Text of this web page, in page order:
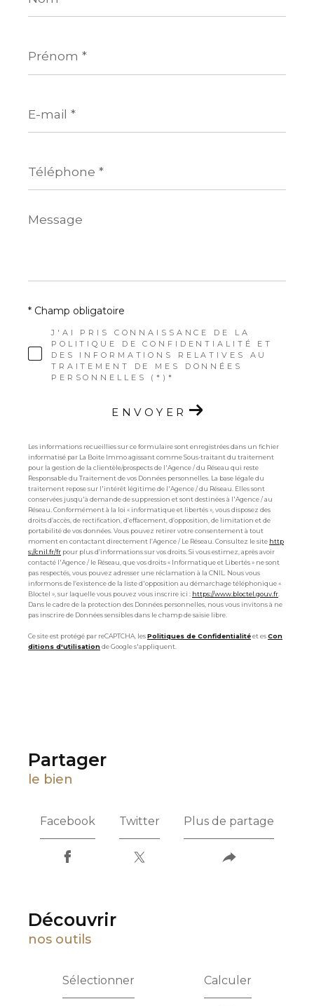
*
mail
*
*
Message
*
J'AI PRIS CONNAISSANCE DE LA
POLITIQUE DE CONFIDENTIALITÉ ET
DES INFORMATIONS RELATIVES AU
TRAITEMENT DE MES DONNÉES
PERSONNELLES (*)*
* Champ obligatoire
ENVOYER
Les informations recueillies sur ce formulaire sont enregistrées dans un fichier
informatisé par La Boite Immo agissant comme Sous-traitant du traitement
pour la gestion de la clientèle/prospects de l'Agence / du Réseau qui reste
Responsable du Traitement de vos Données personnelles. La base légale du
traitement repose sur l'intérêt légitime de l'Agence / du Réseau. Elles sont
conservées jusqu'à demande de suppression et sont destinées à l'Agence / au
Réseau. Conformément à la loi « informatique et libertés », vous disposez des
droits d’accès, de rectification, d’effacement, d’opposition, de limitation et de
portabilité de vos données. Vous pouvez retirer votre consentement à tout
moment en contactant directement l’Agence / Le Réseau. Consultez le site http
s://cnil.fr/fr pour plus d’informations sur vos droits. Si vous estimez, après avoir
contacté l'Agence / le Réseau, que vos droits « Informatique et Libertés » ne sont
pas respectés, vous pouvez adresser une réclamation à la CNIL. Nous vous
informons de l’existence de la liste d'opposition au démarchage téléphonique «
Bloctel », sur laquelle vous pouvez vous inscrire ici : https://www.bloctel.gouv.fr.
Dans le cadre de la protection des Données personnelles, nous vous invitons à ne
pas inscrire de Données sensibles dans le champ de saisie libre.
Ce site est protégé par reCAPTCHA, lesPolitiques de Confidentialitéet esCon
ditions d'utilisationde Google s'appliquent.
partager
le bien
Facebook Twitter Plus de partage
découvrir
nos outils
Sélectionner Calculer